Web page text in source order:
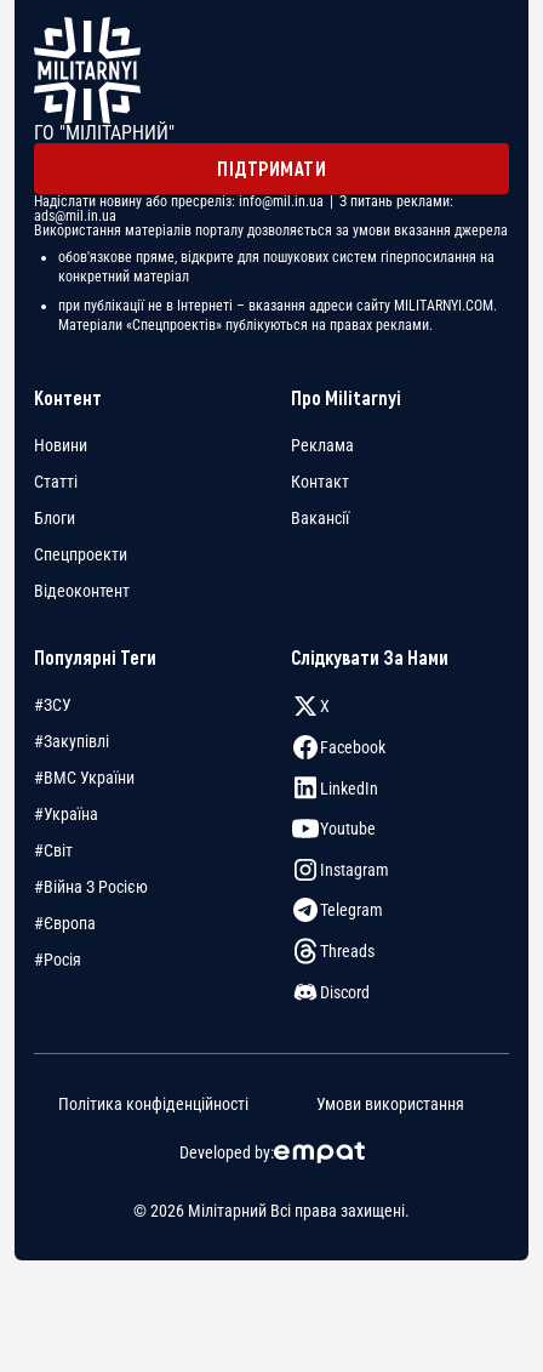
ГО "МІЛІТАРНИЙ"
ПІДТРИМАТИ
Надіслати новину або пресреліз: info@mil.in.ua | З питань реклами:
ads@mil.in.ua
Використання матеріалів порталу дозволяється за умови вказання джерела
обов'язкове пряме, відкрите для пошукових систем гіперпосилання на
конкретний матеріал
при публікації не в Інтернеті – вказання адреси сайту MILITARNYI.COM.
Матеріали «Спецпроектів» публікуються на правах реклами.
Контент
Новини
Статті
Блоги
Спецпроекти
Відеоконтент
Про Militarnyi
Реклама
Контакт
Вакансії
Популярні Теги
#ЗСУ
#Закупівлі
#ВМС України
#Україна
#Світ
#Війна З Росією
#Європа
#Росія
Слідкувати За Нами
X
Facebook
LinkedIn
Youtube
Instagram
Telegram
Threads
Discord
© 2026 Мілітарний Всі права захищені.
Developed by:
Політика конфіденційності Умови використання